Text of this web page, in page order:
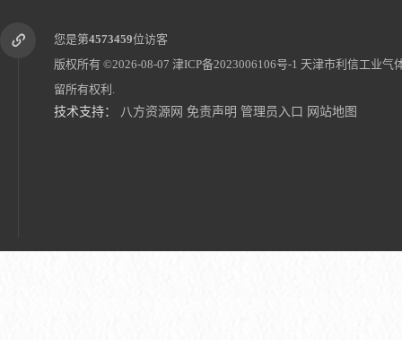
天津供应配送二氧化碳 天津食品级二氧化碳租赁 天津气泡二氧化碳
您是第4573459位访客
版权所有 ©2026-08-07 津ICP备2023006106号-1 天津市利信工业气
留所有权利.
技术支持： 八方资源网 免责声明 管理员入口 网站地图